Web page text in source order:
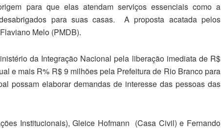
para que elas atendam serviços essenciais como a
para suas casas. A proposta acatada pelos
Melo (PMDB).
da Integração Nacional pela liberação imediata de R$
e mais R% R$ 9 milhões pela Prefeitura de Rio Branco para
possam elaborar demandas de interesse das pessoas das
Institucionais), Gleice Hofmann (Casa Civil) e Fernando